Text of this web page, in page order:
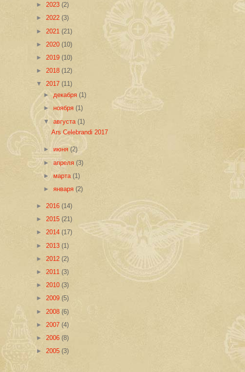
► 2023 (2)
► 2022 (3)
► 2021 (21)
► 2020 (10)
► 2019 (10)
► 2018 (12)
▼ 2017 (11)
►декабря(1)
► ноября (1)
▼августа(1)
Ars Celebrandi 2017
► июня(2)
►апреля (3)
►марта (1)
►января (2)
► 2016 (14)
► 2015 (21)
► 2014 (17)
► 2013 (1)
► 2012 (2)
► 2011 (3)
► 2010 (3)
► 2009 (5)
► 2008 (6)
► 2007 (4)
► 2006 (8)
► 2005 (3)